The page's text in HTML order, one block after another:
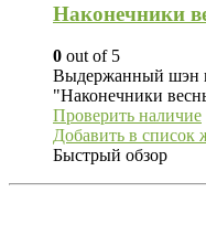
Наконечники
0 out of 5
Выдержанный шэн
"Наконечники
Проверить наличие
Добавить в список
Быстрый обзор